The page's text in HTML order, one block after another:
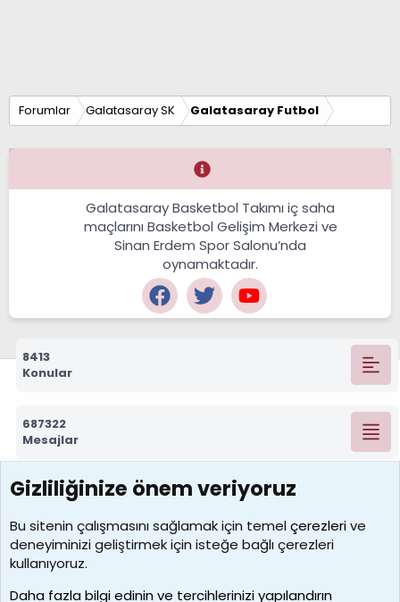
Forumlar Galatasaray SK Galatasaray Futbol
Galatasaray Basketbol Takımı iç saha
maçlarını Basketbol Gelişim Merkezi ve
Sinan Erdem Spor Salonu’nda
oynamaktadır.
8413
Konular
687322
Mesajlar
7390
Kullanıcılar
MosesBrownHayranı
Son üye
Gizliliğinize önem veriyoruz
Bu sitenin çalışmasını sağlamak için temelçerezlerive
deneyiminizi geliştirmek için isteğe bağlı çerezleri
kullanıyoruz.
Daha fazla bilgi edinin ve tercihlerinizi yapılandırın